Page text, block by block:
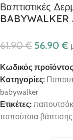
Βαπτιστικές
61.90€ 56.90€
Κωδικός
Κατηγορίες:
babywalker
Ετικέτες:
παπούτσια βάπτισης